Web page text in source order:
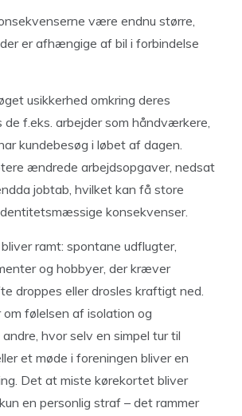
være endnu større,
er afhængige af bil i forbindelse
usikkerhed omkring deres
f.eks. arbejder som håndværkere,
kundebesøg i løbet af dagen.
ændrede arbejdsopgaver, nedsat
jobtab, hvilket kan få store
konsekvenser.
ramt: spontane udflugter,
og hobbyer, der kræver
droppes eller drosles kraftigt ned.
følelsen af isolation og
hvor selv en simpel tur til
et møde i foreningen bliver en
Det at miste kørekortet bliver
en personlig straf – det rammer